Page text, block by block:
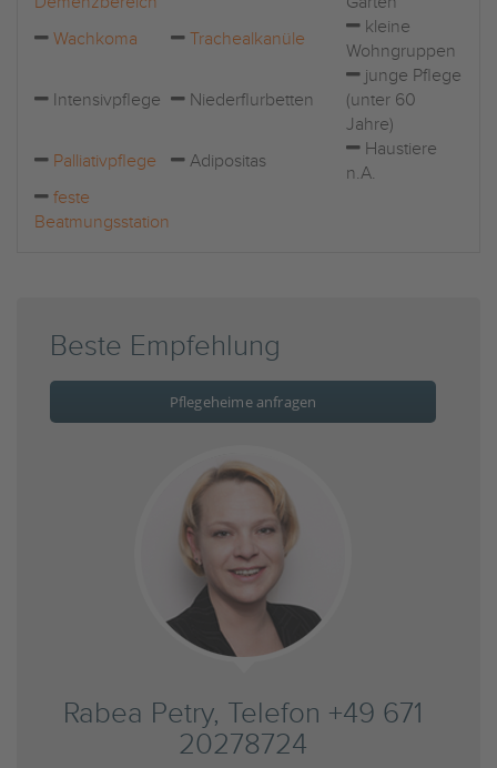
Wachkoma
Trachealkanüle
kleine
Wohngruppen
Intensivpflege Niederflurbetten
junge Pflege
(unter 60
Jahre)
Palliativpflege
Adipositas
Haustiere
n.A.
feste
Beatmungsstation
Beste Empfehlung
Pflegeheime anfragen
Rabea Petry, Telefon +49 671
20278724